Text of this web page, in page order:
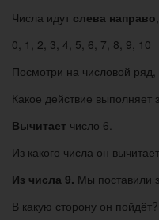
Числа идут слева направо
0, 1, 2, 3, 4, 5, 6, 7, 8, 9, 10
Посмотри на числовой
Какое действие выполняет
Вычитает число 6.
Из какого числа он
Из числа 9. Мы поставили
В какую сторону он пойдёт?